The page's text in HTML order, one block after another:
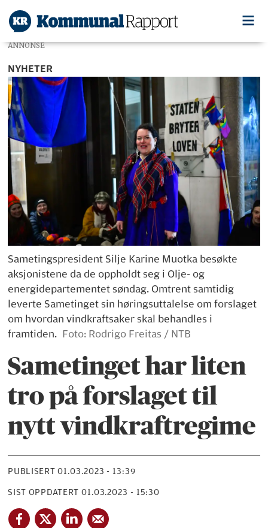
ANNONSE
NYHETER
Sametingspresident Silje Karine Muotka besøkte
aksjonistene da de oppholdt seg i Olje- og
energidepartementet søndag. Omtrent samtidig
leverte Sametinget sin høringsuttalelse om forslaget
om hvordan vindkraftsaker skal behandles i
framtiden. Foto: Rodrigo Freitas / NTB
Sametinget har liten
tro på forslaget til
nytt vindkraftregime
PUBLISERT 01.03.2023 - 13:39
SIST OPPDATERT 01.03.2023 - 15:30